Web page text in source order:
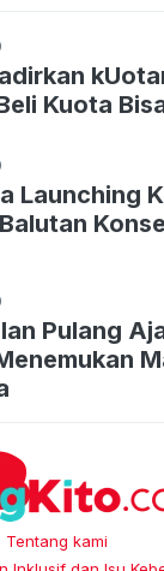
Kuota
Launching
Pulang
Tentang kami